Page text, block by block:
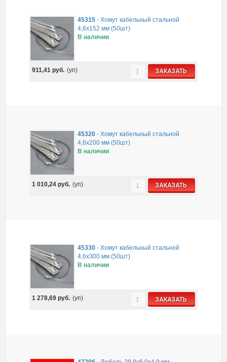
45315 -Хомут кабельный стальной
4,6х152 мм (50шт)
В наличии
911,41руб. (уп) ЗАКАЗАТЬ
45320 -Хомут кабельный стальной
4,6х200 мм (50шт)
В наличии
1 010,24руб. (уп) ЗАКАЗАТЬ
45330 -Хомут кабельный стальной
4,6х300 мм (50шт)
В наличии
1 278,69руб. (уп) ЗАКАЗАТЬ